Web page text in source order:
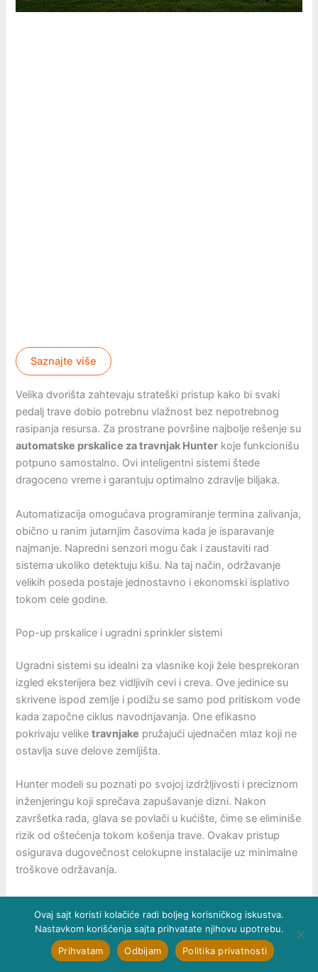
Saznajte više
Velika dvorišta zahtevaju strateški pristup kako bi svaki
pedalj trave dobio potrebnu vlažnost bez nepotrebnog
rasipanja resursa. Za prostrane površine najbolje rešenje su
automatske prskalice za travnjak Hunter koje funkcionišu
potpuno samostalno. Ovi inteligentni sistemi štede
dragoceno vreme i garantuju optimalno zdravlje biljaka.
Automatizacija omogućava programiranje termina zalivanja,
obično u ranim jutarnjim časovima kada je isparavanje
najmanje. Napredni senzori mogu čak i zaustaviti rad
sistema ukoliko detektuju kišu. Na taj način, održavanje
velikih poseda postaje jednostavno i ekonomski isplativo
tokom cele godine.
Pop-up prskalice i ugradni sprinkler sistemi
Ugradni sistemi su idealni za vlasnike koji žele besprekoran
izgled eksterijera bez vidljivih cevi i creva. Ove jedinice su
skrivene ispod zemlje i podižu se samo pod pritiskom vode
kada započne ciklus navodnjavanja. One efikasno
pokrivaju veliketravnjake pružajući ujednačen mlaz koji ne
ostavlja suve delove zemljišta.
Hunter modeli su poznati po svojoj izdržljivosti i preciznom
inženjeringu koji sprečava zapušavanje dizni. Nakon
završetka rada, glava se povlači u kućište, čime se eliminiše
rizik od oštećenja tokom košenja trave. Ovakav pristup
osigurava dugovečnost celokupne instalacije uz minimalne
troškove održavanja.
Ovaj sajt koristi kolačiće radi boljeg korisničkog iskustva.
Nastavkom korišćenja sajta prihvatate njihovu upotrebu.
Prihvatam
Odbijam Politika privatnosti